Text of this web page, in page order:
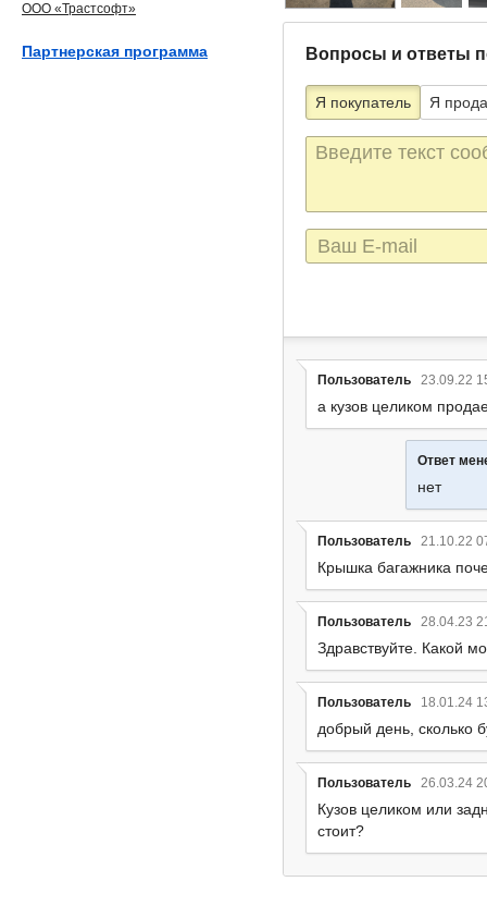
Вопросы и ответы
Я покупатель Я
Текст
сообщения
E-
mail
Пользователь 23.09.22
а кузов целиком
Ответ
нет
Пользователь 21.10.22
Крышка багажника
Пользователь 28.04.23
Здравствуйте. Какой
Пользователь 18.01.24
добрый день, сколько
Пользователь 26.03.24
Кузов целиком или
стоит?
ООО «Трастсофт»
Партнерская программа